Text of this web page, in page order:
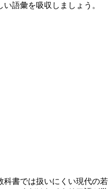
語彙を吸収しましょう。
科書では扱いにくい現代の若